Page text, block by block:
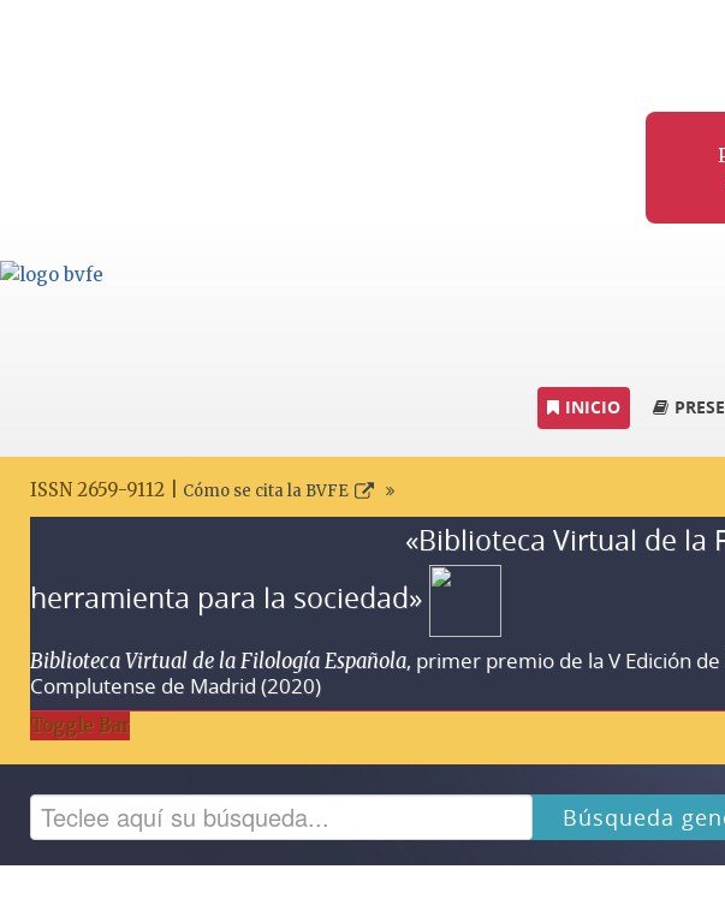
INICIO
ISSN 2659-9112 | Cómo se cita la BVFE
«Biblioteca Virtual de la
herramienta para la sociedad»
Biblioteca Virtual de la Filología Española, primer premio de la V Edición
Complutense de Madrid (2020)
Toggle Bar
Búsqueda